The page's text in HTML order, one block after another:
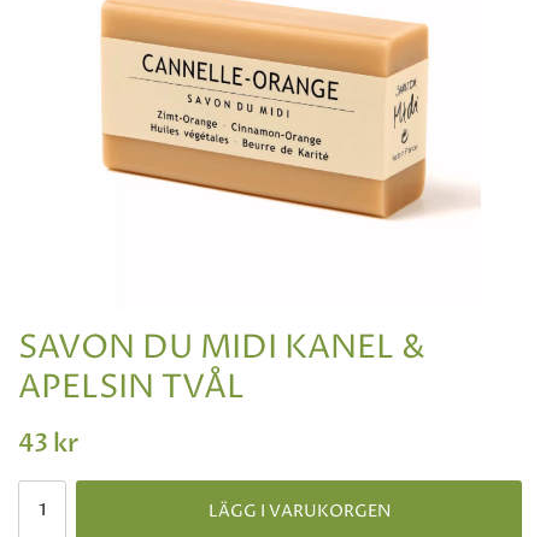
SAVON DU MIDI KANEL &
APELSIN TVÅL
43 kr
LÄGG I VARUKORGEN